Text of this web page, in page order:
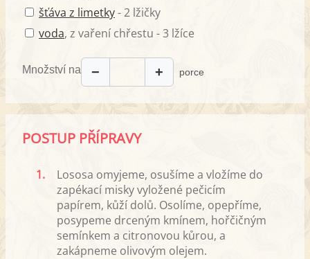
šťáva z limetky- 2 lžičky
voda, z vaření chřestu - 3 lžíce
Množství na − + porce
POSTUP PŘÍPRAVY
1.
Lososa omyjeme, osušíme a vložíme do
zapékací misky vyložené pečicím
papírem, kůží dolů. Osolíme, opepříme,
posypeme drceným kmínem, hořčičným
semínkem a citronovou kůrou, a
zakápneme olivovým olejem.